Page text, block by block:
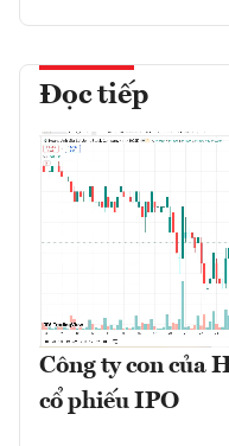
Đọc tiếp
Công ty con của
cổ phiếu IPO